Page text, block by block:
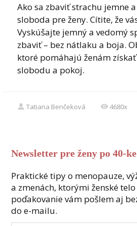
Ako sa zbaviť strachu jemne
sloboda pre ženy. Cítite, že
Vyskúšajte jemný a vedomý
zbaviť – bez nátlaku a boja.
ktoré pomáhajú ženám
slobodu a pokoj.
Tatiana Benčeková 4680x
Newsletter pre ženy po 40-ke
Praktické tipy o menopauze,
a zmenách, ktorými ženské
poďakovanie vám pošlem aj
do e-mailu.